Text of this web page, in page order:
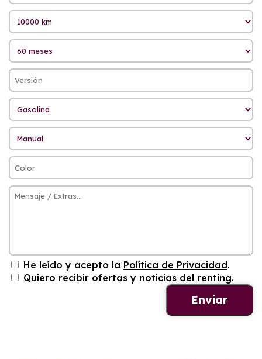
He leído y acepto la Política de Privacidad.
Quiero recibir ofertas y noticias del renting.